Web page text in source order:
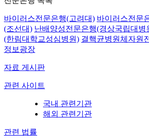
바이러스전문은행(고려대) 바이러스전문
(조선대) 난배양성전문은행(경상국립대병
(한림대학교성심병원) 결핵균병원체자원
정보광장
자료 게시판
관련 사이트
국내 관련기관
해외 관련기관
관련 법률